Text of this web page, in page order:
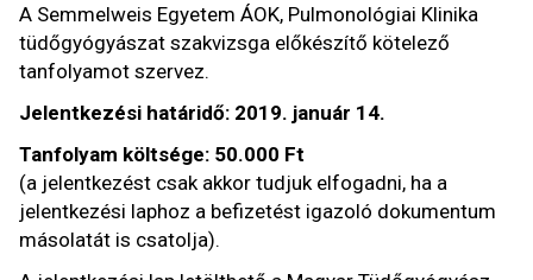
A Semmelweis Egyetem ÁOK, Pulmonológiai Klinika
tüdőgyógyászat szakvizsga előkészítő kötelező
tanfolyamot szervez.
Jelentkezési határidő: 2019. január 14.
Tanfolyam költsége: 50.000 Ft
(a jelentkezést csak akkor tudjuk elfogadni, ha a
jelentkezési laphoz a befizetést igazoló dokumentum
másolatát is csatolja).